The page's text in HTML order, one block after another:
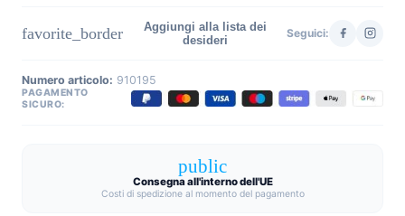
favorite_border
Aggiungi alla lista dei
desideri
Seguici:
Numero articolo: 910195
PAGAMENTO
SICURO:
public
Consegna all'interno dell'UE
Costi di spedizione al momento del pagamento